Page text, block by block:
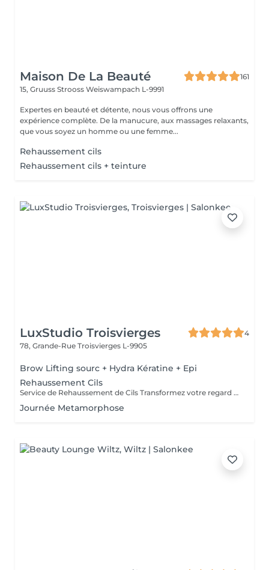
Maison De La Beauté
161
15, Gruuss Strooss Weiswampach L-9991
Expertes en beauté et détente, nous vous offrons une
expérience complète. De la manucure, aux massages relaxants,
que vous soyez un homme ou une femme...
Rehaussement cils
Rehaussement cils + teinture
LuxStudio Troisvierges
4
78, Grande-Rue Troisvierges L-9905
Brow Lifting sourc + Hydra Kératine + Epi
Rehaussement Cils
Service de Rehaussement de Cils Transformez votre regard avec notre service de rehaussement de cils, disponible avec ou sans teinture. Notre technique avancée inclut : - *Courbure Durable* : Nous sublimons vos cils naturels en leur apportant une courbure élégante et durable. - *Option avec Teinture* : Pour un effet encore plus spectaculaire, ajoutez de la couleur à vos cils, vous libérant ainsi de l'utilisation quotidienne de mascara. - *Hydratation Incluse* : Nos traitements incluent une hydratation profonde, garantissant des cils sains et forts. ### Entretien Pour maintenir l'effet souhaité et éviter d'endommager vos cils, nous recommandons de refaire le traitement toutes les 4 à 6 semaines. Ainsi, vous assurez un regard toujours éblouissant tout en préservant la santé de vos cils. Prenez rendez-vous dès aujourd'hui et sublimez la beauté naturelle de vos yeux !
Journée Metamorphose